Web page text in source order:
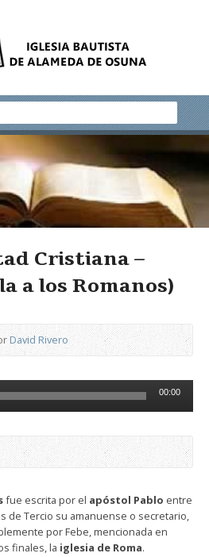
Cristiana –
a los Romanos)
David Rivero
00:00
fue escrita por el apóstol Pablo entre
de Tercio su amanuense o secretario,
por Febe, mencionada en
finales, la iglesia de Roma.